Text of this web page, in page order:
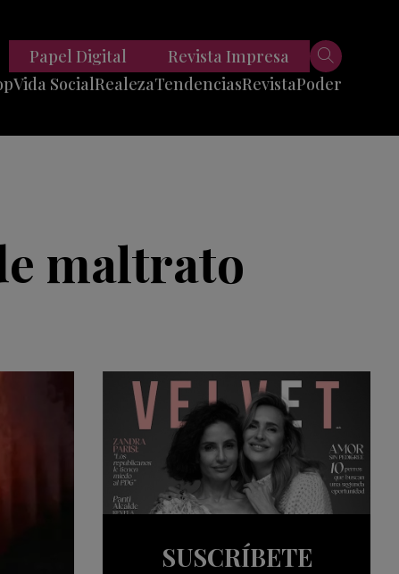
Vida SocialRealezaTendencias
Viajes
Tech
RevistaPoder
Papel Digital Revista Impresa
maltrato
SUSCRÍBETE